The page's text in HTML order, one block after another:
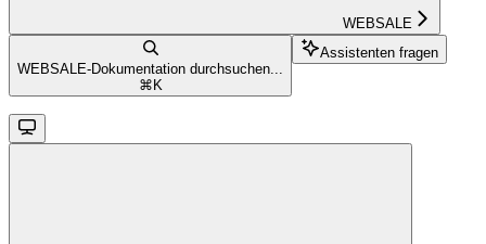
WEBSALE
WEBSALE-Dokumentation durchsuchen...
⌘ K
Assistenten fragen